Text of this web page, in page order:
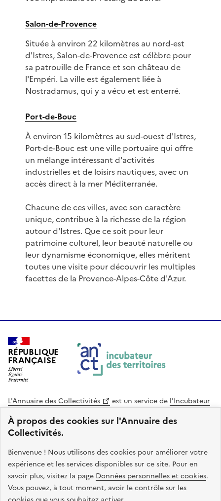
À propos des cookies sur l'Annuaire des
Collectivités.
Bienvenue ! Nous utilisons des cookies pour améliorer votre
expérience et les services disponibles sur ce site. Pour en
savoir plus, visitez la page Données personnelles et cookies.
Vous pouvez, à tout moment, avoir le contrôle sur les
Salon-de-Provence
Située à environ 22 kilomètres au nord-est
d'Istres, Salon-de-Provence est célèbre pour
sa patrouille de France et son château de
l'Empéri. La ville est également liée à
Nostradamus, qui y a vécu et est enterré.
Port-de-Bouc
À environ 15 kilomètres au sud-ouest d'Istres,
Port-de-Bouc est une ville portuaire qui offre
un mélange intéressant d'activités
industrielles et de loisirs nautiques, avec un
accès direct à la mer Méditerranée.
Chacune de ces villes, avec son caractère
unique, contribue à la richesse de la région
autour d'Istres. Que ce soit pour leur
patrimoine culturel, leur beauté naturelle ou
leur dynamisme économique, elles méritent
toutes une visite pour découvrir les multiples
facettes de la Provence-Alpes-Côte d'Azur.
RÉPUBLIQUE
FRANÇAISE
L'Annuaire des Collectivités est un service de l'Incubateur
des Territoires
Cohésion des Territoires
. Le code source de ce site web
est disponible en licence libre. Le design de ce site est conçu
avec le système de design de l’État.
legifrance.gouv.fr
info.gouv.fr
service-public.gouv.fr
data.gouv.fr